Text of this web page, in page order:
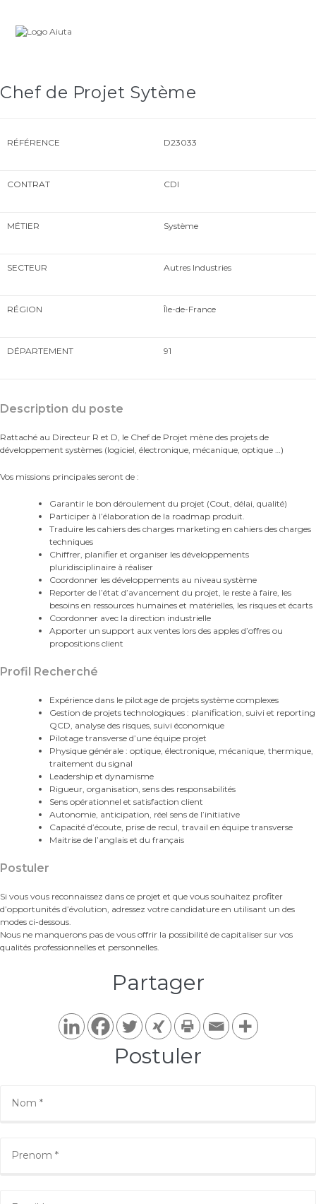
content
Carrière
Chef de Projet Sytème
RÉFÉRENCE D23033
CONTRAT CDI
MÉTIER Système
SECTEUR Autres Industries
RÉGION Île-de-France
DÉPARTEMENT 91
Description du poste
Rattaché au Directeur R et D, le Chef de Projet mène des projets de
développement systèmes (logiciel, électronique, mécanique, optique …)
Vos missions principales seront de :
Garantir le bon déroulement du projet (Cout, délai, qualité)
Participer à l’élaboration de la roadmap produit.
Traduire les cahiers des charges marketing en cahiers des charges
techniques
Chiffrer, planifier et organiser les développements
pluridisciplinaire à réaliser
Coordonner les développements au niveau système
Reporter de l’état d’avancement du projet, le reste à faire, les
besoins en ressources humaines et matérielles, les risques et écarts
Coordonner avec la direction industrielle
Apporter un support aux ventes lors des apples d’offres ou
propositions client
Profil Recherché
Expérience dans le pilotage de projets système complexes
Gestion de projets technologiques : planification, suivi et reporting
QCD, analyse des risques, suivi économique
Pilotage transverse d’une équipe projet
Physique générale : optique, électronique, mécanique, thermique,
traitement du signal
Leadership et dynamisme
Rigueur, organisation, sens des responsabilités
Sens opérationnel et satisfaction client
Autonomie, anticipation, réel sens de l’initiative
Capacité d’écoute, prise de recul, travail en équipe transverse
Maitrise de l’anglais et du français
Postuler
Si vous vous reconnaissez dans ce projet et que vous souhaitez profiter
d’opportunités d’évolution, adressez votre candidature en utilisant un des
modes ci-dessous.
Nous ne manquerons pas de vous offrir la possibilité de capitaliser sur vos
qualités professionnelles et personnelles.
Partager​
Postuler​